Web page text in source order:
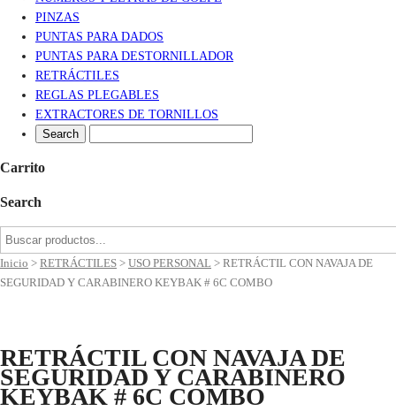
PINZAS
PUNTAS PARA DADOS
PUNTAS PARA DESTORNILLADOR
RETRÁCTILES
REGLAS PLEGABLES
EXTRACTORES DE TORNILLOS
Carrito
Search
Inicio > RETRÁCTILES > USO PERSONAL > RETRÁCTIL CON NAVAJA DE
SEGURIDAD Y CARABINERO KEYBAK # 6C COMBO
RETRÁCTIL CON NAVAJA DE
SEGURIDAD Y CARABINERO
KEYBAK # 6C COMBO